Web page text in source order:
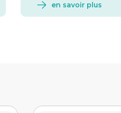
en savoir plus